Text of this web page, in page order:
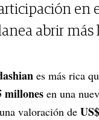
en
abrir
es más rica
millones en una
valoración de